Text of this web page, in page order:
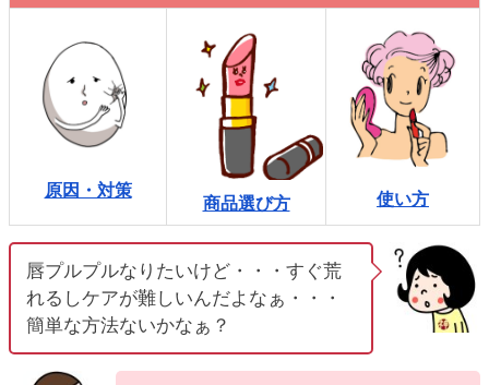
原因・対策
商品選び方 使い方
唇プルプルなりたいけど・・・すぐ荒
れるしケアが難しいんだよなぁ・・・
簡単な方法ないかなぁ？
antiaging/wp-